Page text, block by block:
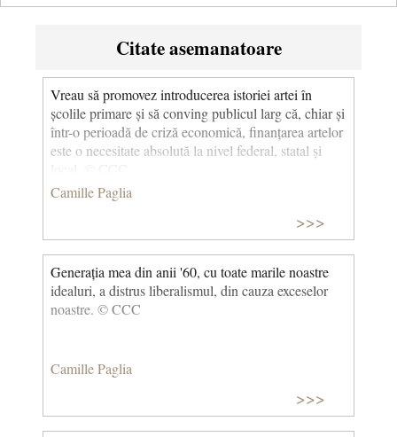
Citate asemanatoare
Vreau să promovez introducerea istoriei artei în
școlile primare și să conving publicul larg că, chiar și
într-o perioadă de criză economică, finanțarea artelor
este o necesitate absolută la nivel federal, statal și
Camille Paglia
>>>
Generația mea din anii '60, cu toate marile noastre
idealuri, a distrus liberalismul, din cauza exceselor
noastre. © CCC
Camille Paglia
>>>